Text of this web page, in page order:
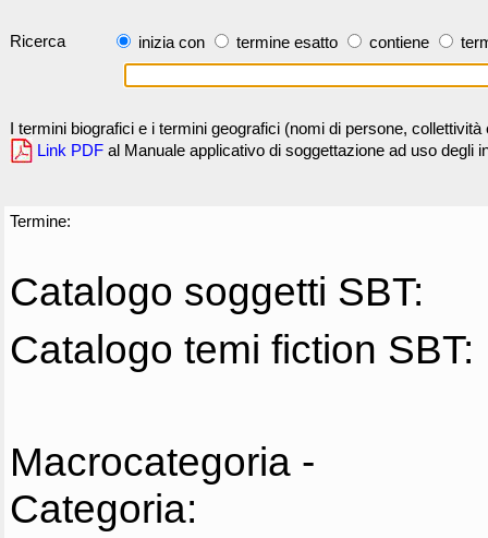
Ricerca inizia con termine esatto contiene
I termini biografici e i termini geografici (nomi di persone,
Link PDF al Manuale applicativo di soggettazione ad uso degli
Termine:
Catalogo soggetti SBT:
Catalogo temi fiction SBT:
Macrocategoria -
Categoria: